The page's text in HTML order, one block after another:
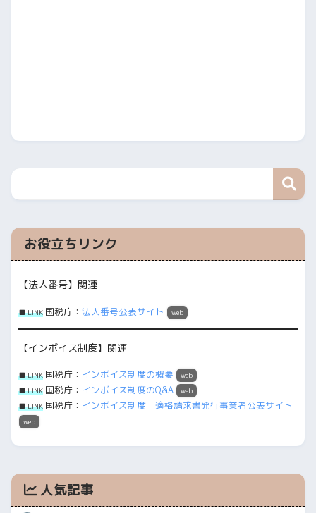
お役立ちリンク
【法人番号】関連
■ LINK 国税庁： 法人番号公表サイト web
【インボイス制度】関連
■ LINK 国税庁： インボイス制度の概要 web
■ LINK 国税庁： インボイス制度のQ&A web
■ LINK 国税庁： インボイス制度 適格請求書発行事業者公表サイト
web
人気記事